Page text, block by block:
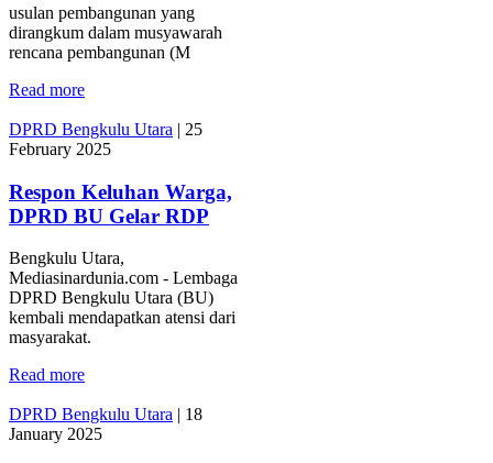
usulan pembangunan yang
dirangkum dalam musyawarah
rencana pembangunan (M
Read more
DPRD Bengkulu Utara | 25
February 2025
Respon Keluhan Warga,
DPRD BU Gelar RDP
Bengkulu Utara,
Mediasinardunia.com - Lembaga
DPRD Bengkulu Utara (BU)
kembali mendapatkan atensi dari
masyarakat.
Read more
DPRD Bengkulu Utara | 18
January 2025